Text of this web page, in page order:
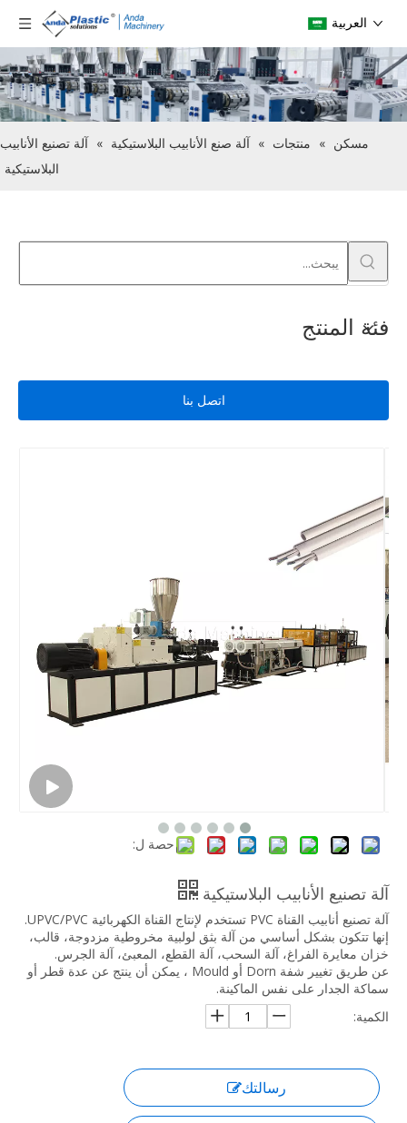
العربية
مسكن » منتجات » آلة صنع الأنابيب البلاستيكية » آلة تصنيع الأنابيب
البلاستيكية
فئة المنتج
اتصل بنا
حصة ل:
آلة تصنيع الأنابيب البلاستيكية
آلة تصنيع أنابيب القناة PVC تستخدم لإنتاج القناة الكهربائية UPVC/PVC.
إنها تتكون بشكل أساسي من آلة بثق لولبية مخروطية مزدوجة، قالب،
خزان معايرة الفراغ، آلة السحب، آلة القطع، المعبئ، آلة الجرس.
عن طريق تغيير شفة Dorn أو Mould ، يمكن أن ينتج عن عدة قطر أو
سماكة الجدار على نفس الماكينة.
الكمية:
رسالتك